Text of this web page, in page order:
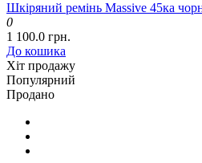
Шкіряний ремінь Massive 45ка
0
1 100.0 грн.
До кошика
Хіт продажу
Популярний
Продано